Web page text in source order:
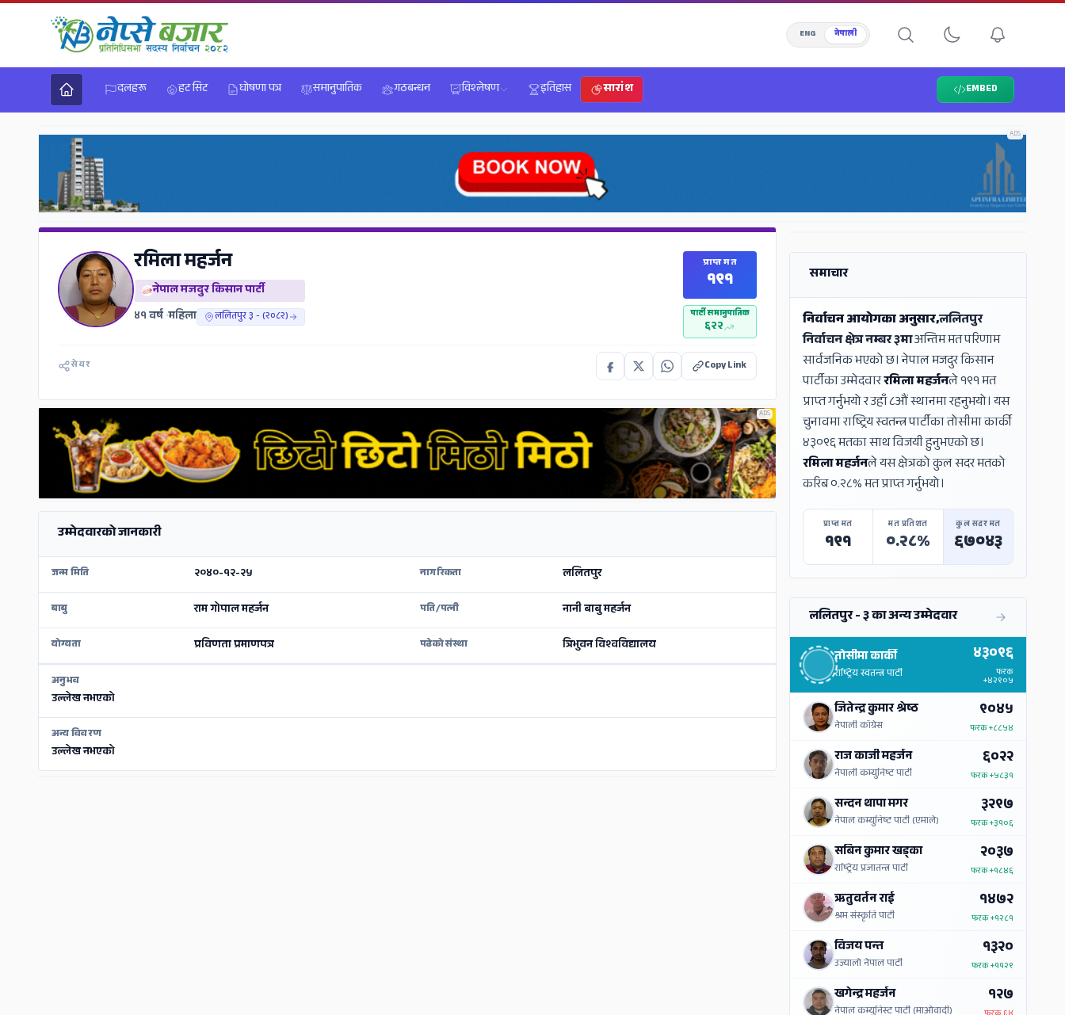
ENG नेपाली
दलहरू हट सिट घोषणा पत्र समानुपातिक गठबन्धन विश्लेषण इतिहास सारांश EMBED
ADS
रमिला महर्जन
नेपाल मजदुर किसान पार्टी
४१ वर्ष•महिला ललितपुर ३ - (२०८२)
प्राप्त मत
१९१
पार्टी समानुपातिक
६२२
सेयर Copy Link
ADS
उम्मेदवारको जानकारी
जन्म मिति २०४०-१२-२५ नागरिकता ललितपुर
बाबु राम गोपाल महर्जन पति/पत्नी नानी बाबु महर्जन
योग्यता प्रविणता प्रमाणपत्र पढेको संस्था त्रिभुवन विश्वविद्यालय
अनुभव
उल्लेख नभएको
अन्य विवरण
उल्लेख नभएको
समाचार
निर्वाचन आयोगका अनुसार,ललितपुर
निर्वाचन क्षेत्र नम्बर ३माअन्तिम मत परिणाम
सार्वजनिक भएको छ। नेपाल मजदुर किसान
पार्टीका उम्मेदवाररमिला महर्जनले १९१ मत
प्राप्त गर्नुभयो र उहाँ ८औं स्थानमा रहनुभयो। यस
चुनावमा राष्ट्रिय स्वतन्त्र पार्टीका तोसीमा कार्की
४३०९६ मतका साथ विजयी हुनुभएको छ।
रमिला महर्जनले यस क्षेत्रको कुल सदर मतको
करिब ०.२८% मत प्राप्त गर्नुभयो।
प्राप्त मत
१९१
मत प्रतिशत
०.२८%
कुल सदर मत
६७०४३
ललितपुर - ३ का अन्य उम्मेदवार
तोसीमा कार्की
राष्ट्रिय स्वतन्त्र पार्टी
४३०९६
फरक
+४२९०५
जितेन्द्र कुमार श्रेष्ठ
नेपाली काँग्रेस
९०४५
फरक+८८५४
राज काजी महर्जन
नेपाली कम्युनिष्ट पार्टी
६०२२
फरक+५८३१
सन्दन थापा मगर
नेपाल कम्युनिष्ट पार्टी (एमाले)
३२९७
फरक+३१०६
सबिन कुमार खड्का
राष्ट्रिय प्रजातन्त्र पार्टी
२०३७
फरक+१८४६
ऋतुवर्तन राई
श्रम संस्कृति पार्टी
१४७२
फरक+१२८१
विजय पन्त
उज्यालो नेपाल पार्टी
१३२०
फरक+११२९
खगेन्द्र महर्जन
नेपाल कम्युनिस्ट पार्टी (माओवादी)
१२७